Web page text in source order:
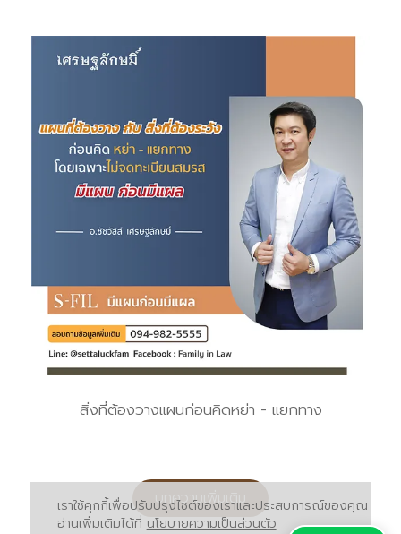
สิ่งที่ต้องวางแผนก่อนคิดหย่า - แยกทาง
บทความเพิ่มเติม
เราใช้คุกกี้เพื่อปรับปรุงไซต์ของเราและประสบการณ์ของคุณ
อ่านเพิ่มเติมได้ที่ นโยบายความเป็นส่วนตัว